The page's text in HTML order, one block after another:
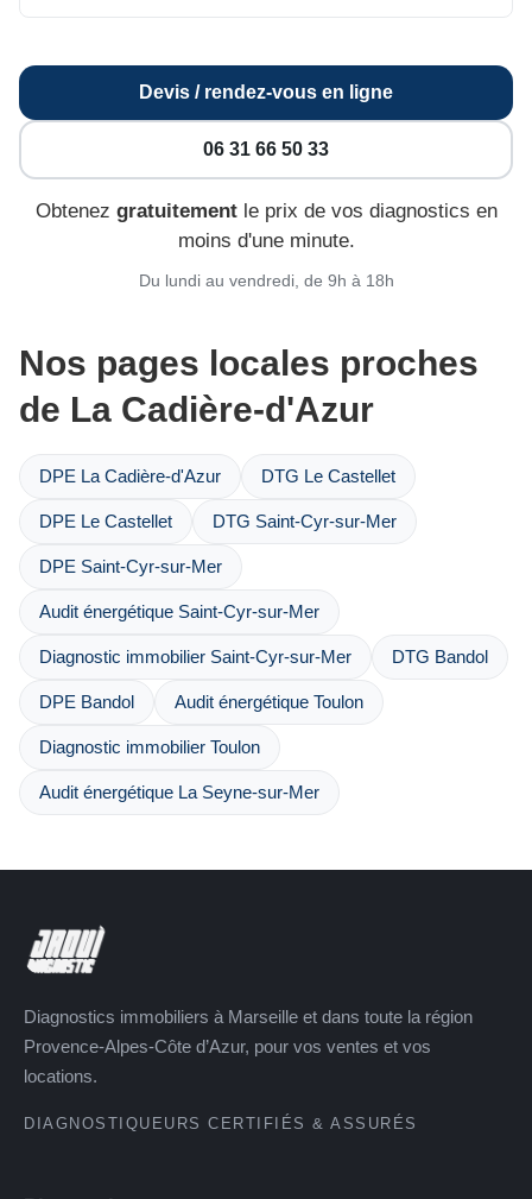
Devis / rendez-vous en ligne
06 31 66 50 33
Obtenez gratuitementle prix de vos diagnostics en
moins d'une minute.
Du lundi au vendredi, de 9h à 18h
Nos pages locales proches
de La Cadière-d'Azur
DPE La Cadière-d'Azur DTG Le Castellet
DPE Le Castellet DTG Saint-Cyr-sur-Mer
DPE Saint-Cyr-sur-Mer
Audit énergétique Saint-Cyr-sur-Mer
Diagnostic immobilier Saint-Cyr-sur-Mer DTG Bandol
DPE Bandol Audit énergétique Toulon
Diagnostic immobilier Toulon
Audit énergétique La Seyne-sur-Mer
Diagnostics immobiliers à Marseille et dans toute la région
Provence-Alpes-Côte d’Azur, pour vos ventes et vos
locations.
DIAGNOSTIQUEURS CERTIFIÉS & ASSURÉS